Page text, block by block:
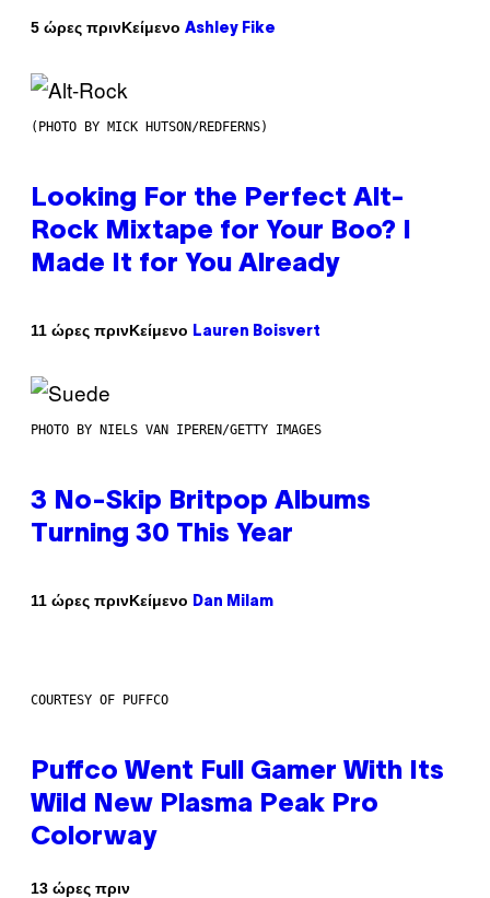
5 ώρες πρινΚείμενο Ashley Fike
(PHOTO BY MICK HUTSON/REDFERNS)
Looking For the Perfect Alt-
Rock Mixtape for Your Boo? I
Made It for You Already
11 ώρες πρινΚείμενο Lauren Boisvert
PHOTO BY NIELS VAN IPEREN/GETTY IMAGES
3 No-Skip Britpop Albums
Turning 30 This Year
11 ώρες πρινΚείμενο Dan Milam
COURTESY OF PUFFCO
Puffco Went Full Gamer With Its
Wild New Plasma Peak Pro
Colorway
13 ώρες πριν